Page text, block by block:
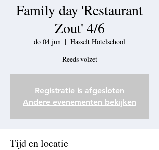
Family day 'Restaurant
Zout' 4/6
do 04 jun
  |
Hasselt Hotelschool
Reeds volzet
Registratie is afgesloten
Andere evenementen bekijken
Tijd en locatie